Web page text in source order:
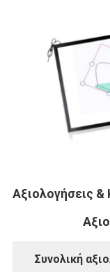
Αρχική Σελίδα
Προϊόντα
Βίντεο
Αξιολογήσεις &
Συνολική